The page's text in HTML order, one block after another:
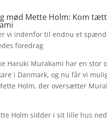
mød Mette Holm: Kom
vi indenfor til endnu et
foredrag
Haruki Murakami har en stor
i Danmark, og nu får vi
Holm, der oversætter
Holm sidder i sit lille hus